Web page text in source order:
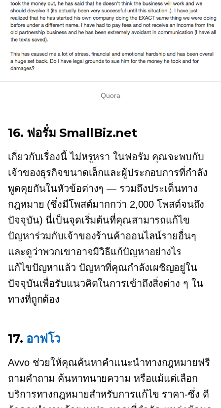
Quora
16. ฟอรั่ม SmallBiz.net
เกี่ยวกับเรื่องนี้ไม่หรูหรา ในฟอรัม คุณจะพบกับ
เจ้าของธุรกิจขนาดเล็กและผู้ประกอบการที่กำลัง
พูดคุยกันในหัวข้อต่างๆ — รวมถึงประเด็นทาง
กฎหมาย (ซึ่งมีโพสต์มากกว่า 2,000 โพสต์จนถึง
ปัจจุบัน) นี่เป็นจุดเริ่มต้นที่คุณสามารถแก้ไข
ปัญหาร่วมกับเจ้าของร้านค้าออนไลน์รายอื่นๆ
และดูว่าพวกเขาอาจมีวิธีแก้ปัญหาอย่างไร
แก้ไขปัญหาแล้ว ปัญหาที่คุณกำลังเผชิญอยู่ใน
ปัจจุบันเพื่อรับแนวคิดในการเข้าถึงสิ่งต่าง ๆ ใน
ทางที่ถูกต้อง
17. อาฟโว
Avvo ช่วยให้คุณค้นหาคำแนะนำทางกฎหมายฟรี
ถามคำถาม ค้นหาทนายความ หรือแม้แต่เลือก
บริการทางกฎหมายสำหรับการแก้ไข ราคา-ซึ่ง ดี